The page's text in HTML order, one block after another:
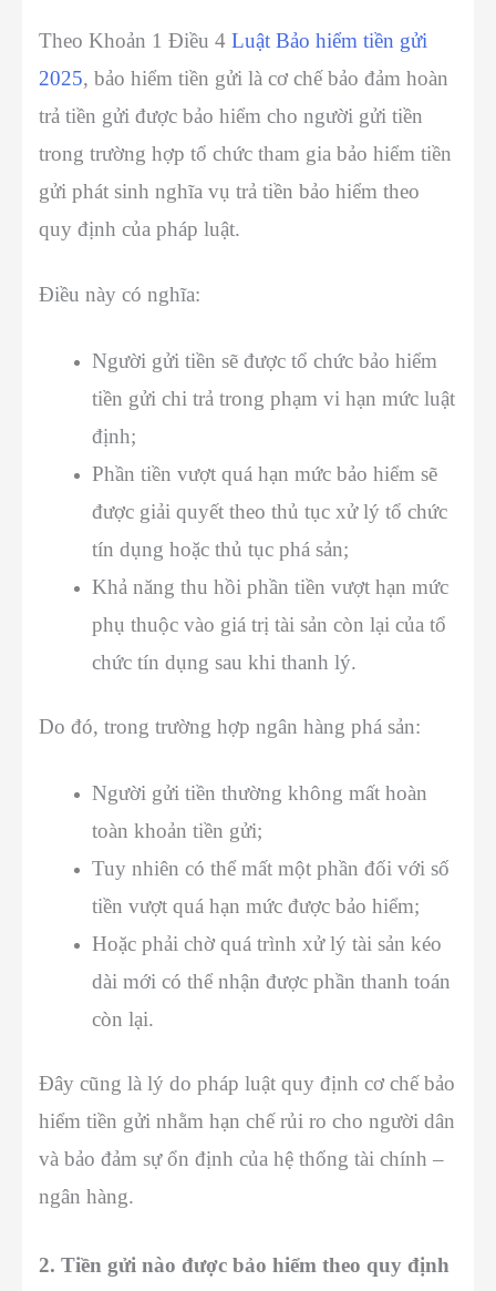
Theo Khoản 1 Điều 4 Luật Bảo hiểm tiền gửi
2025, bảo hiểm tiền gửi là cơ chế bảo đảm hoàn
trả tiền gửi được bảo hiểm cho người gửi tiền
trong trường hợp tổ chức tham gia bảo hiểm tiền
gửi phát sinh nghĩa vụ trả tiền bảo hiểm theo
quy định của pháp luật.
Điều này có nghĩa:
Người gửi tiền sẽ được tổ chức bảo hiểm
tiền gửi chi trả trong phạm vi hạn mức luật
định;
Phần tiền vượt quá hạn mức bảo hiểm sẽ
được giải quyết theo thủ tục xử lý tổ chức
tín dụng hoặc thủ tục phá sản;
Khả năng thu hồi phần tiền vượt hạn mức
phụ thuộc vào giá trị tài sản còn lại của tổ
chức tín dụng sau khi thanh lý.
Do đó, trong trường hợp ngân hàng phá sản:
Người gửi tiền thường không mất hoàn
toàn khoản tiền gửi;
Tuy nhiên có thể mất một phần đối với số
tiền vượt quá hạn mức được bảo hiểm;
Hoặc phải chờ quá trình xử lý tài sản kéo
dài mới có thể nhận được phần thanh toán
còn lại.
Đây cũng là lý do pháp luật quy định cơ chế bảo
hiểm tiền gửi nhằm hạn chế rủi ro cho người dân
và bảo đảm sự ổn định của hệ thống tài chính –
ngân hàng.
2. Tiền gửi nào được bảo hiểm theo quy định